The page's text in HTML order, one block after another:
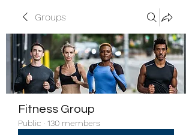
Groups
Fitness Group
Public · 130 members